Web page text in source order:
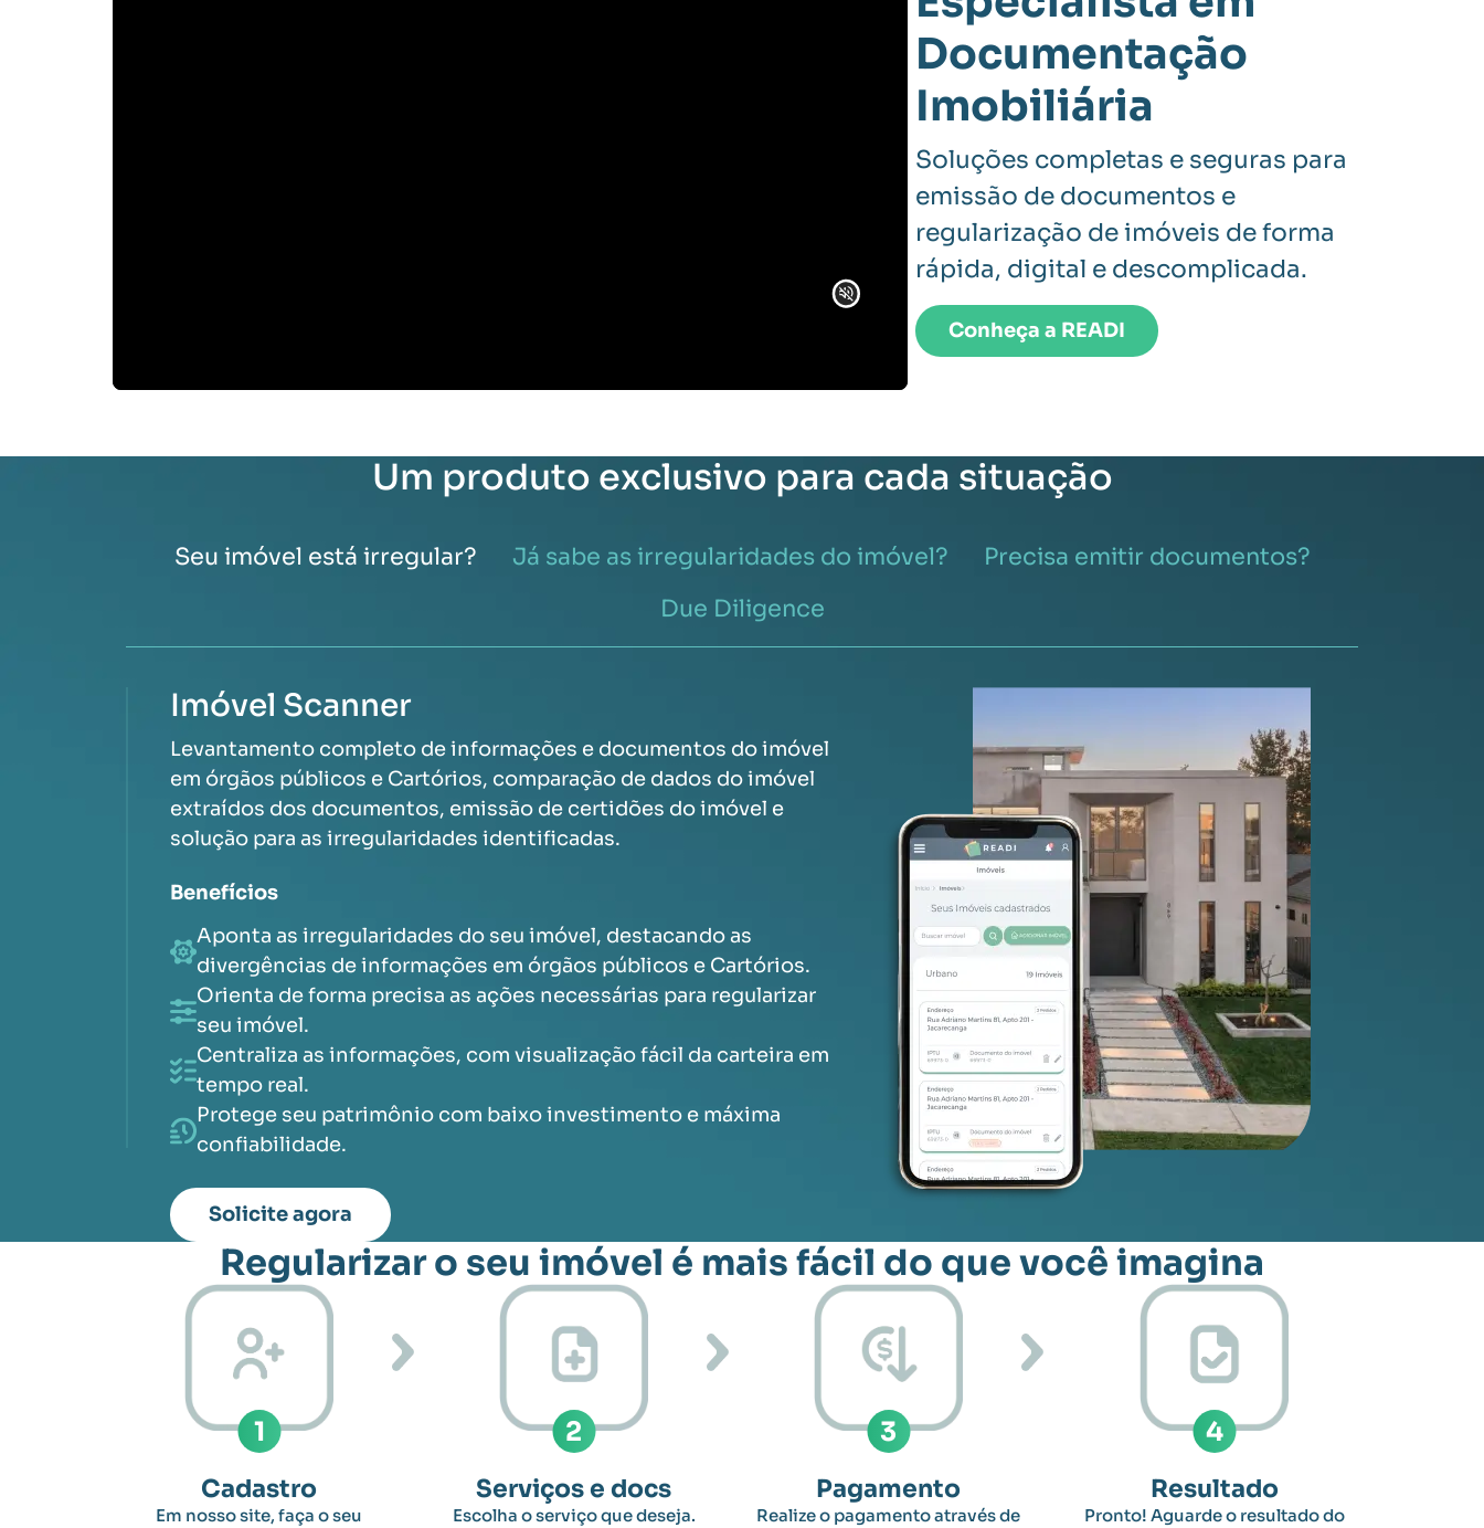
Documentação
Imobiliária
Soluções completas e seguras para
emissão de documentos e
regularização de imóveis de forma
rápida, digital e descomplicada.
Conheça a READI
Um produto exclusivo para cada situação
Seu imóvel está irregular? Já sabe as irregularidades do imóvel?
Precisa emitir documentos?
Due Diligence
Imóvel Scanner
Levantamento completo de informações e documentos do imóvel
em órgãos públicos e Cartórios, comparação de dados do imóvel
extraídos dos documentos, emissão de certidões do imóvel e
solução para as irregularidades identificadas.
Benefícios
Aponta as irregularidades do seu imóvel, destacando as
divergências de informações em órgãos públicos e Cartórios.
Orienta de forma precisa as ações necessárias para regularizar
seu imóvel.
Centraliza as informações, com visualização fácil da carteira em
tempo real.
Protege seu patrimônio com baixo investimento e máxima
confiabilidade.
Solicite agora
Regularizar o seu imóvel é mais fácil do que você imagina
1
Cadastro
Em nosso site, faça o seu
2
Serviços e docs
Escolha o serviço que deseja.
3
Pagamento
Realize o pagamento através de
4
Resultado
Pronto! Aguarde o resultado do